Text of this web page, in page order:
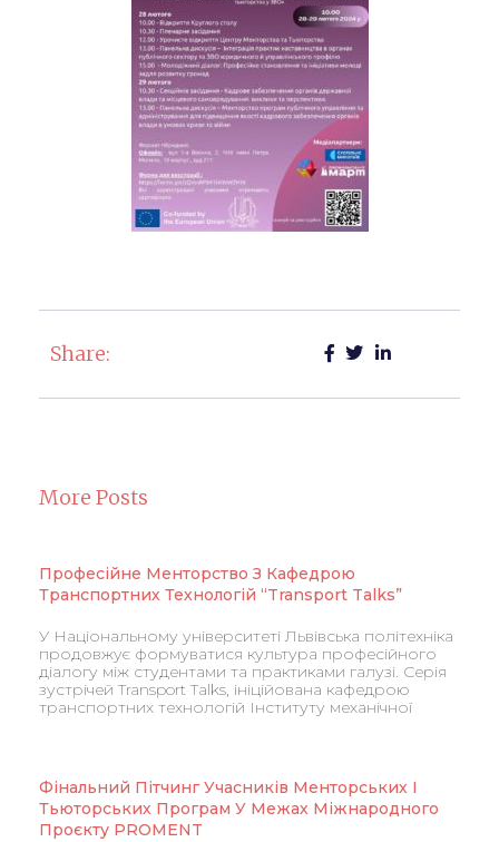
Share:
More Posts
Професійне Менторство З Кафедрою
Транспортних Технологій “Transport Talks”
У Національному університеті Львівська політехніка
продовжує формуватися культура професійного
діалогу між студентами та практиками галузі. Серія
зустрічей Transport Talks, ініційована кафедрою
транспортних технологій Інституту механічної
Фінальний Пітчинг Учасників Менторських І
Тьюторських Програм У Межах Міжнародного
Проєкту PROMENT